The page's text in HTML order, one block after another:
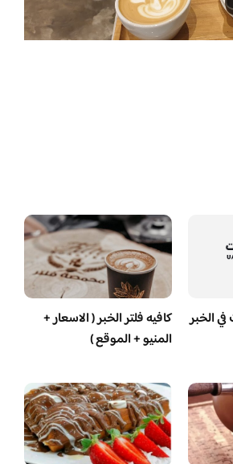
الخبر
كافيه فلتر الخبر ( الاسعار +
المنيو + الموقع )